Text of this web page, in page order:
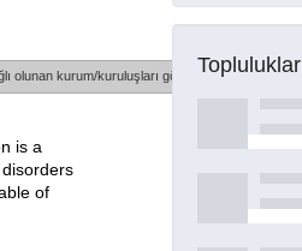
olunan kurum/kuruluşları göster
is a
of
Topluluklar